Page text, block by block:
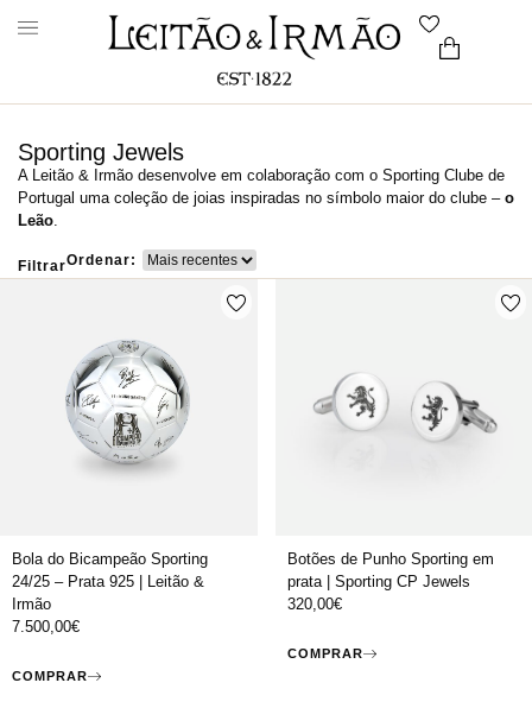
Sporting Jewels
A Leitão & Irmão desenvolve em colaboração com o Sporting Clube de
Portugal uma coleção de joias inspiradas no símbolo maior do clube – o
Leão.
FiltrarOrdenar:
Bola do Bicampeão Sporting
24/25 – Prata 925 | Leitão &
Irmão
7.500,00€
COMPRAR
Botões de Punho Sporting em
prata | Sporting CP Jewels
320,00€
COMPRAR